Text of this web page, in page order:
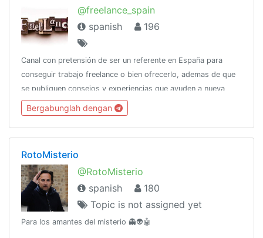
@freelance_spain
spanish
196
Canal con pretensión de ser un referente en España para
conseguir trabajo freelance o bien ofrecerlo, ademas de que
se publiquen consejos y experiencias que ayuden a nueva
gente a dar el salto a ser freelance o bien mejorar su forma
del dia a dia
Bergabunglah dengan
RotoMisterio
@RotoMisterio
spanish
180
Topic is not assigned yet
Para los amantes del misterio 👻👽🤖